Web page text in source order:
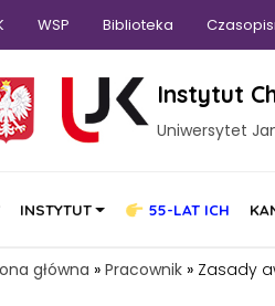
narzędzi
WSP Biblioteka
Instytut
Uniwersytet
INSTYTUT 55-LAT ICH
główna » Pracownik » Zasady